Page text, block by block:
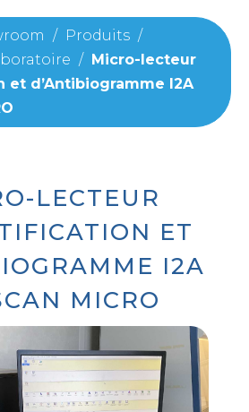
/ Produits /
/
Micro-lecteur
et d’Antibiogramme I2A
LECTEUR
ET
I2A
MICRO